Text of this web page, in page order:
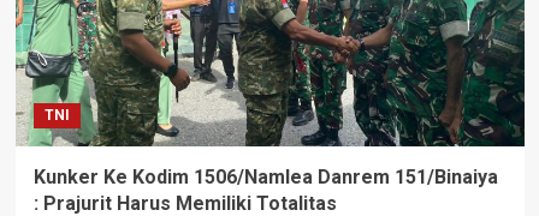
TNI
Kunker Ke Kodim 1506/Namlea Danrem 151/Binaiya
: Prajurit Harus Memiliki Totalitas